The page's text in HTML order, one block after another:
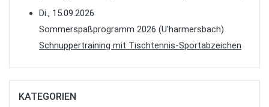
Di., 15.09.2026
Sommerspaßprogramm 2026 (U'harmersbach)
Schnuppertraining mit Tischtennis-Sportabzeichen
KATEGORIEN